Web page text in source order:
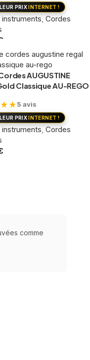
PRIXINTERNET !
, Cordes
au panier
AUGUSTINE
Classique AU-REGO
★ ★5 avis
PRIXINTERNET !
Cordes
comme